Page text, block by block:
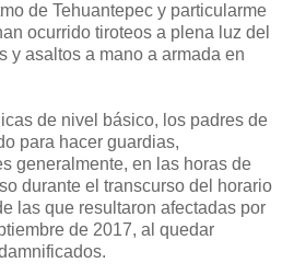
de Tehuantepec y particularme
ocurrido tiroteos a plena luz del
y asaltos a mano a armada en
de nivel básico, los padres de
para hacer guardias,
generalmente, en las horas de
durante el transcurso del horario
las que resultaron afectadas por
de 2017, al quedar